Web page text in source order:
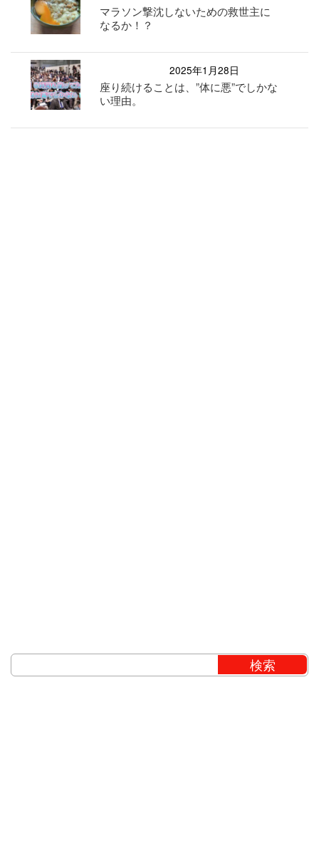
マラソン撃沈しないための救世主に
なるか！？
2025年1月28日
座り続けることは、”体に悪”でしかな
い理由。